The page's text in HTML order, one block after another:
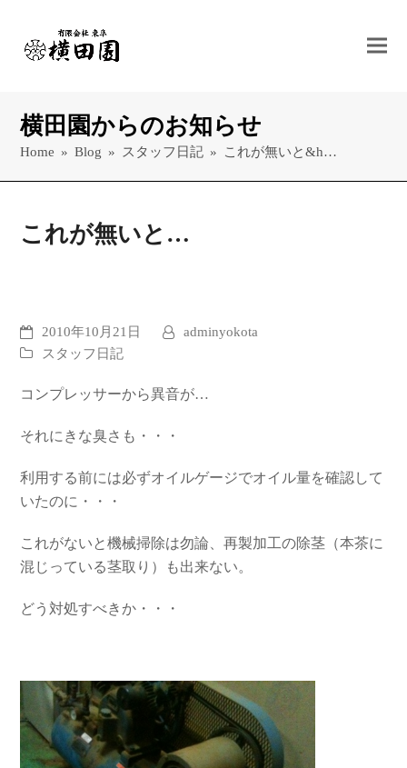
横田園からのお知らせ
Home » Blog » スタッフ日記 » これが無いと&h…
これが無いと…
2010年10月21日
adminyokota
スタッフ日記
コンプレッサーから異音が…
それにきな臭さも・・・
利用する前には必ずオイルゲージでオイル量を確認して
いたのに・・・
これがないと機械掃除は勿論、再製加工の除茎（本茶に
混じっている茎取り）も出来ない。
どう対処すべきか・・・